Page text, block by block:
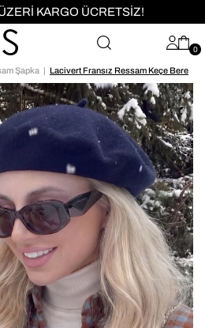
KARGO ÜCRETSİZ!
0
Şapka Lacivert Fransız Ressam Keçe Bere